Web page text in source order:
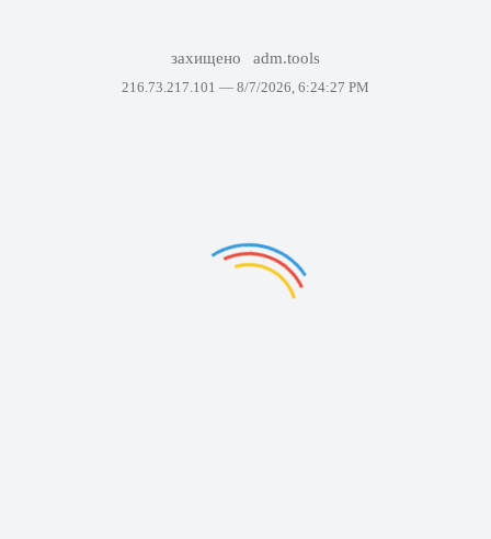
захищено adm.tools
216.73.217.101 — 8/7/2026, 6:24:27 PM